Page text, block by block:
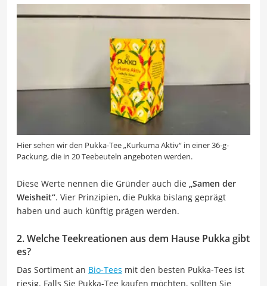
Hier sehen wir den Pukka-Tee „Kurkuma Aktiv“ in einer 36-g-
Packung, die in 20 Teebeuteln angeboten werden.
Diese Werte nennen die Gründer auch die „Samen der
Weisheit“. Vier Prinzipien, die Pukka bislang geprägt
haben und auch künftig prägen werden.
2. Welche Teekreationen aus dem Hause Pukka gibt
es?
Das Sortiment an Bio-Tees mit den besten Pukka-Tees ist
riesig. Falls Sie Pukka-Tee kaufen möchten, sollten Sie